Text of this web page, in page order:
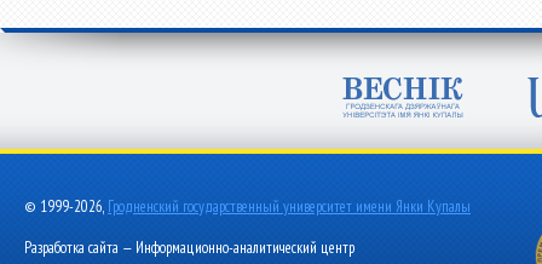
© 1999-2026, Гродненский государственный университет имени Янки Купалы
Разработка сайта — Информационно-аналитический центр